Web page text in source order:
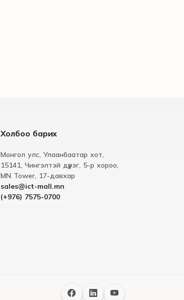
Холбоо барих
Монгол улс, Улаанбаатар хот,
15141, Чингэлтэй дүүрэг, 5-р хороо,
МN Tower, 17-давхар
sales@ict-mall.mn
(+976) 7575-0700